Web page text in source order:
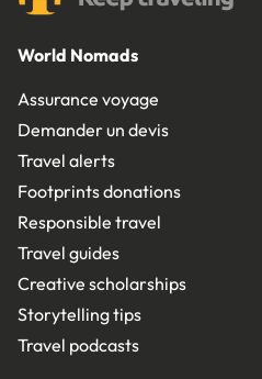
World Nomads
Assurance voyage
Demander un devis
Travel alerts
Footprints donations
Responsible travel
Travel guides
Creative scholarships
Storytelling tips
Travel podcasts